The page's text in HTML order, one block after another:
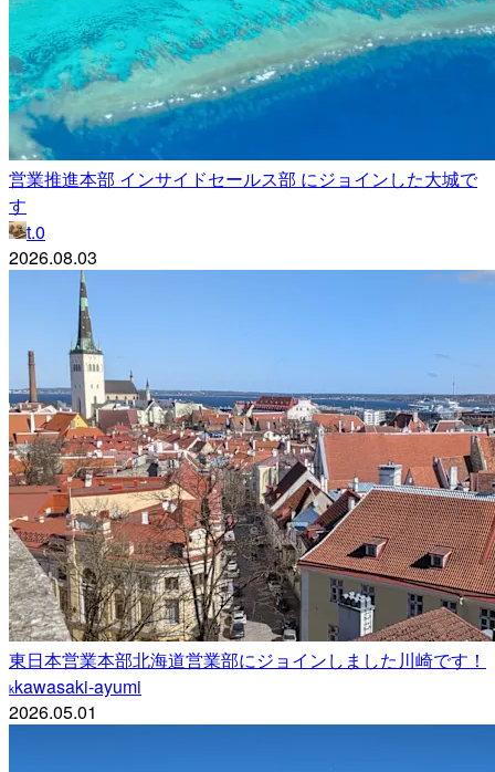
営業推進本部 インサイドセールス部 にジョインした大城で
す
t.0
2026.08.03
東日本営業本部北海道営業部にジョインしました川崎です！
kkawasaki-ayumi
2026.05.01